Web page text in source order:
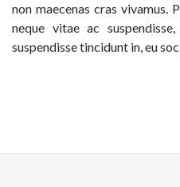
non maecenas cras vivamus.
neque vitae ac
suspendisse tincidunt in, eu